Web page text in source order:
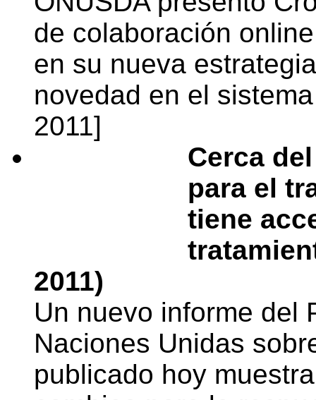
de colaboración
en su nueva
novedad en el
2011]
Cerca
para el
tiene
2011)
Un nuevo informe del
Naciones Unidas
publicado hoy